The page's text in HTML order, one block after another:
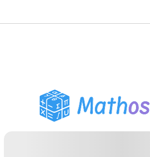
PDF 숙제 도우미
학습 도구